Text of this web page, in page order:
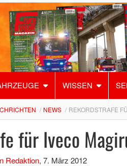
WISSEN
NEWS REKORDSTRAFE
für Iveco
Redaktion, 7. März 2012